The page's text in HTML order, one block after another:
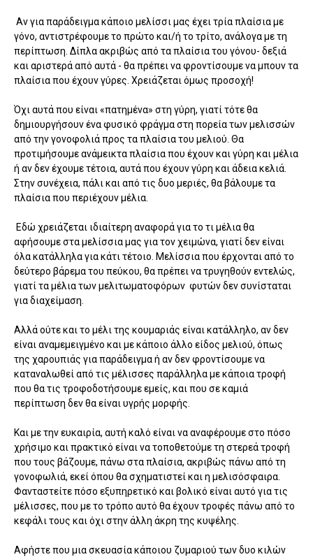
Αν για παράδειγμα κάποιο μελίσσι μας έχει τρία πλαίσια με
γόνο, αντιστρέφουμε το πρώτο και/ή το τρίτο, ανάλογα με τη
περίπτωση. Δίπλα ακριβώς από τα πλαίσια του γόνου- δεξιά
και αριστερά από αυτά - θα πρέπει να φροντίσουμε να μπουν τα
πλαίσια που έχουν γύρες. Χρειάζεται όμως προσοχή!
Όχι αυτά που είναι «πατημένα» στη γύρη, γιατί τότε θα
δημιουργήσουν ένα φυσικό φράγμα στη πορεία των μελισσών
από την γονοφολιά προς τα πλαίσια του μελιού. Θα
προτιμήσουμε ανάμεικτα πλαίσια που έχουν και γύρη και μέλια
ή αν δεν έχουμε τέτοια, αυτά που έχουν γύρη και άδεια κελιά.
Στην συνέχεια, πάλι και από τις δυο μεριές, θα βάλουμε τα
πλαίσια που περιέχουν μέλια.
Εδώ χρειάζεται ιδιαίτερη αναφορά για το τι μέλια θα
αφήσουμε στα μελίσσια μας για τον χειμώνα, γιατί δεν είναι
όλα κατάλληλα για κάτι τέτοιο. Μελίσσια που έρχονται από το
δεύτερο βάρεμα του πεύκου, θα πρέπει να τρυγηθούν εντελώς,
γιατί τα μέλια των μελιτωματοφόρων φυτών δεν συνίσταται
για διαχείμαση.
Αλλά ούτε και το μέλι της κουμαριάς είναι κατάλληλο, αν δεν
είναι αναμεμειγμένο και με κάποιο άλλο είδος μελιού, όπως
της χαρουπιάς για παράδειγμα ή αν δεν φροντίσουμε να
καταναλωθεί από τις μέλισσες παράλληλα με κάποια τροφή
που θα τις τροφοδοτήσουμε εμείς, και που σε καμιά
περίπτωση δεν θα είναι υγρής μορφής.
Και με την ευκαιρία, αυτή καλό είναι να αναφέρουμε στο πόσο
χρήσιμο και πρακτικό είναι να τοποθετούμε τη στερεά τροφή
που τους βάζουμε, πάνω στα πλαίσια, ακριβώς πάνω από τη
γονοφωλιά, εκεί όπου θα σχηματιστεί και η μελισόσφαιρα.
Φανταστείτε πόσο εξυπηρετικό και βολικό είναι αυτό για τις
μέλισσες, που με το τρόπο αυτό θα έχουν τροφές πάνω από το
κεφάλι τους και όχι στην άλλη άκρη της κυψέλης.
Αφήστε που μια σκευασία κάποιου ζυμαριού των δυο κιλών